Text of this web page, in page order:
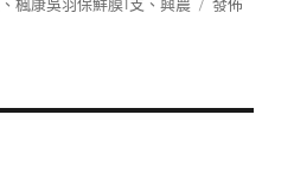
、楓康吳羽保鮮膜1支 、興農
發佈